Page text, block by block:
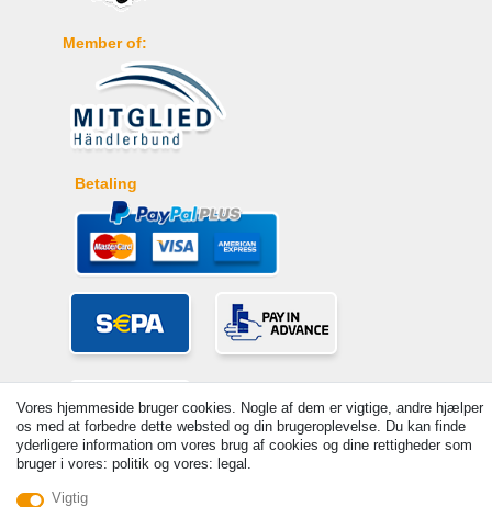
Member of:
Betaling
VAT Basic prices see article detail | * Applies to deliveries to the UK!
Vores hjemmeside bruger cookies. Nogle af dem er vigtige, andre hjælper
os med at forbedre dette websted og din brugeroplevelse. Du kan finde
yderligere information om vores brug af cookies og dine rettigheder som
bruger i vores: politik og vores: legal.
Vigtig